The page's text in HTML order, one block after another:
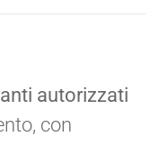
autorizzati
con